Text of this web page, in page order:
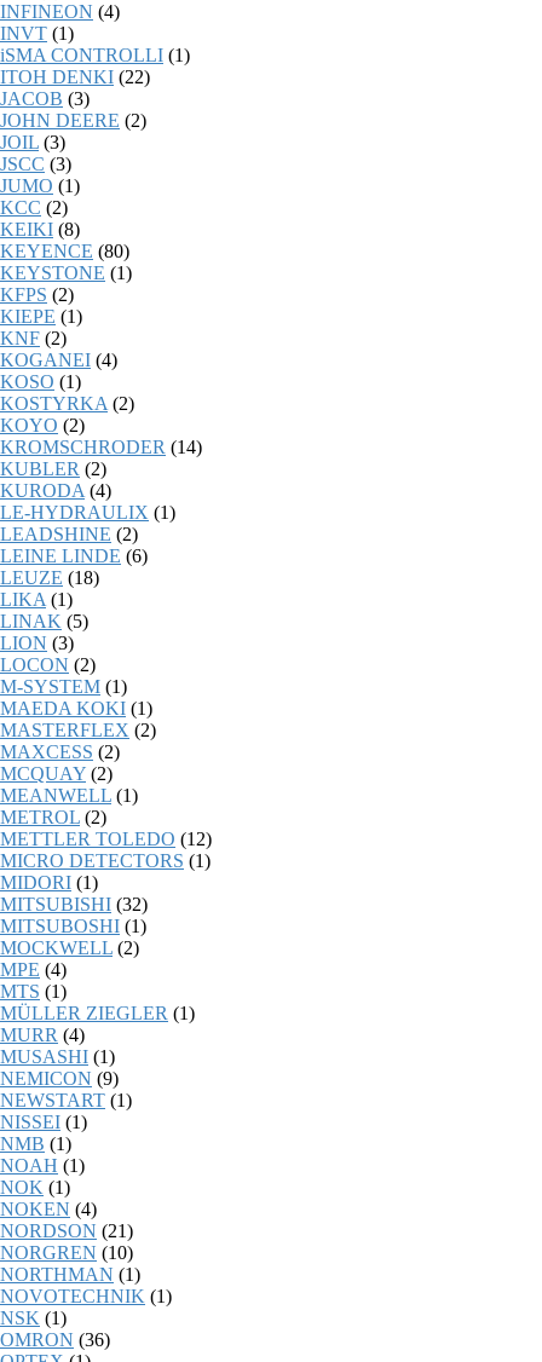
INFINEON (4)
INVT (1)
iSMA CONTROLLI (1)
ITOH DENKI (22)
JACOB (3)
JOHN DEERE (2)
JOIL (3)
JSCC (3)
JUMO (1)
KCC (2)
KEIKI (8)
KEYENCE (80)
KEYSTONE (1)
KFPS (2)
KIEPE (1)
KNF (2)
KOGANEI (4)
KOSO (1)
KOSTYRKA (2)
KOYO (2)
KROMSCHRODER (14)
KUBLER (2)
KURODA (4)
LE-HYDRAULIX (1)
LEADSHINE (2)
LEINE LINDE (6)
LEUZE (18)
LIKA (1)
LINAK (5)
LION (3)
LOCON (2)
M-SYSTEM (1)
MAEDA KOKI (1)
MASTERFLEX (2)
MAXCESS (2)
MCQUAY (2)
MEANWELL (1)
METROL (2)
METTLER TOLEDO (12)
MICRO DETECTORS (1)
MIDORI (1)
MITSUBISHI (32)
MITSUBOSHI (1)
MOCKWELL (2)
MPE (4)
MTS (1)
MÜLLER ZIEGLER (1)
MURR (4)
MUSASHI (1)
NEMICON (9)
NEWSTART (1)
NISSEI (1)
NMB (1)
NOAH (1)
NOK (1)
NOKEN (4)
NORDSON (21)
NORGREN (10)
NORTHMAN (1)
NOVOTECHNIK (1)
NSK (1)
OMRON (36)